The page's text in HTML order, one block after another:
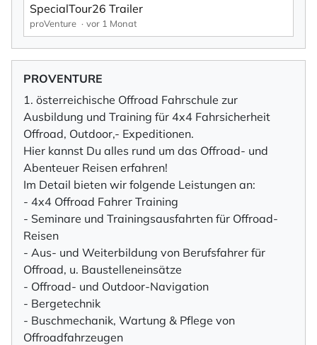
SpecialTour26 Trailer
proVenture vor 1 Monat
PROVENTURE
1. österreichische Offroad Fahrschule zur
Ausbildung und Training für 4x4 Fahrsicherheit
Offroad, Outdoor,- Expeditionen.
Hier kannst Du alles rund um das Offroad- und
Abenteuer Reisen erfahren!
Im Detail bieten wir folgende Leistungen an:
- 4x4 Offroad Fahrer Training
- Seminare und Trainingsausfahrten für Offroad-
Reisen
- Aus- und Weiterbildung von Berufsfahrer für
Offroad, u. Baustelleneinsätze
- Offroad- und Outdoor-Navigation
- Bergetechnik
- Buschmechanik, Wartung & Pflege von
Offroadfahrzeugen